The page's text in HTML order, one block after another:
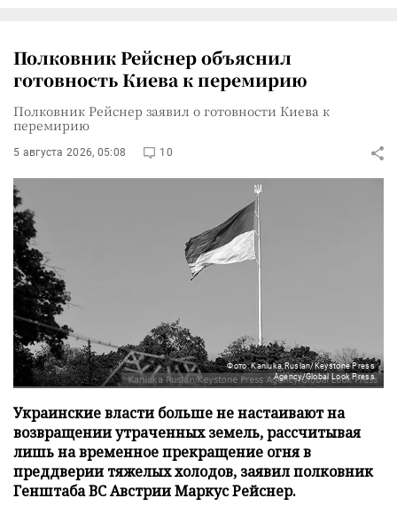
Полковник Рейснер объяснил
готовность Киева к перемирию
Полковник Рейснер заявил о готовности Киева к
перемирию
5 августа 2026, 05:08 10
Фото: Kaniuka Ruslan/Keystone Press
Agency/Global Look Press
Украинские власти больше не настаивают на
возвращении утраченных земель, рассчитывая
лишь на временное прекращение огня в
преддверии тяжелых холодов, заявил полковник
Генштаба ВС Австрии Маркус Рейснер.